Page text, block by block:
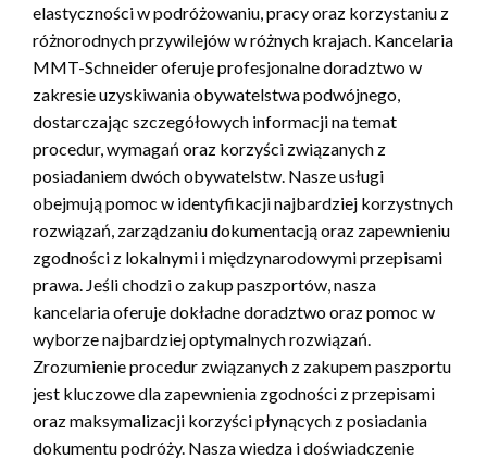
elastyczności w podróżowaniu, pracy oraz korzystaniu z
różnorodnych przywilejów w różnych krajach. Kancelaria
MMT-Schneider oferuje profesjonalne doradztwo w
zakresie uzyskiwania obywatelstwa podwójnego,
dostarczając szczegółowych informacji na temat
procedur, wymagań oraz korzyści związanych z
posiadaniem dwóch obywatelstw. Nasze usługi
obejmują pomoc w identyfikacji najbardziej korzystnych
rozwiązań, zarządzaniu dokumentacją oraz zapewnieniu
zgodności z lokalnymi i międzynarodowymi przepisami
prawa. Jeśli chodzi o zakup paszportów, nasza
kancelaria oferuje dokładne doradztwo oraz pomoc w
wyborze najbardziej optymalnych rozwiązań.
Zrozumienie procedur związanych z zakupem paszportu
jest kluczowe dla zapewnienia zgodności z przepisami
oraz maksymalizacji korzyści płynących z posiadania
dokumentu podróży. Nasza wiedza i doświadczenie